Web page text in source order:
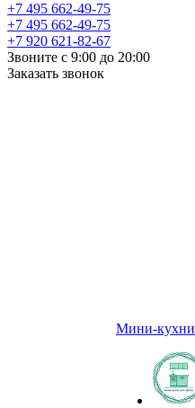
+7 495 662-49-75
+7 495 662-49-75
+7 920 621-82-67
Звоните с 9:00 до 20:00
Заказать звонок
Мини-кухни